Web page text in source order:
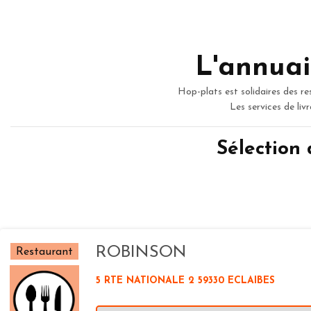
Hop-plats est solidaires des
Les services de
Sélection
Restaurant ROBINSON
5 RTE NATIONALE 2 59330 ECLAIBES